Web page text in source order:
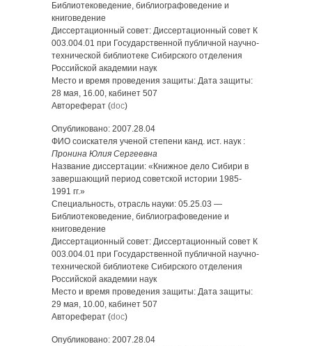
Библиотековедение, библиографоведение и
книговедение
Диссертационный совет: Диссертационный совет К
003.004.01 при Государственной публичной научно-
технической библиотеке Сибирского отделения
Российской академии наук
Место и время проведения защиты: Дата защиты:
28 мая, 16.00, кабинет 507
Автореферат (doc)
Опубликовано: 2007.28.04
ФИО соискателя ученой степени канд. ист. наук :
Пронина Юлия Сергеевна
Название диссертации: «Книжное дело Сибири в
завершающий период советской истории 1985-
1991 гг.»
Специальность, отрасль науки: 05.25.03 —
Библиотековедение, библиографоведение и
книговедение
Диссертационный совет: Диссертационный совет К
003.004.01 при Государственной публичной научно-
технической библиотеке Сибирского отделения
Российской академии наук
Место и время проведения защиты: Дата защиты:
29 мая, 10.00, кабинет 507
Автореферат (doc)
Опубликовано: 2007.28.04